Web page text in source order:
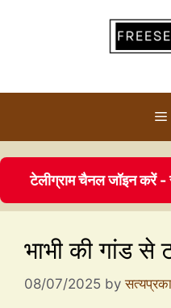
टेलीग्राम चैनल जॉइन करें -
भाभी की गांड से
08/07/2025 by